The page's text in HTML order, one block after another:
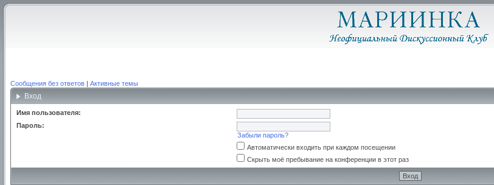
Сообщения без ответов | Активные темы
Вход
Имя пользователя:
Пароль:
Забыли пароль?
Автоматически входить при каждом посещении
Скрыть моё пребывание на конференции в этот раз